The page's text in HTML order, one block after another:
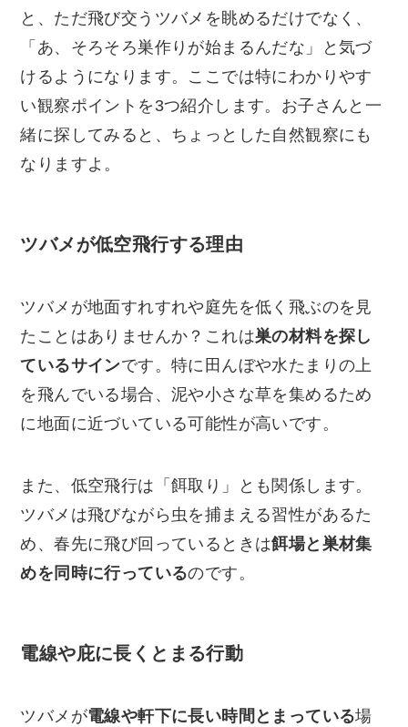
と、ただ飛び交うツバメを眺めるだけでなく、
「あ、そろそろ巣作りが始まるんだな」と気づ
けるようになります。ここでは特にわかりやす
い観察ポイントを3つ紹介します。お子さんと一
緒に探してみると、ちょっとした自然観察にも
なりますよ。
ツバメが低空飛行する理由
ツバメが地面すれすれや庭先を低く飛ぶのを見
たことはありませんか？これは巣の材料を探し
ているサインです。特に田んぼや水たまりの上
を飛んでいる場合、泥や小さな草を集めるため
に地面に近づいている可能性が高いです。
また、低空飛行は「餌取り」とも関係します。
ツバメは飛びながら虫を捕まえる習性があるた
め、春先に飛び回っているときは餌場と巣材集
めを同時に行っているのです。
電線や庇に長くとまる行動
ツバメが電線や軒下に長い時間とまっている場